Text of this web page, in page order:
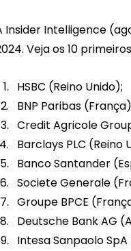
Insider Intelligence
Veja os 10
HSBC (Reino Unido);
BNP Paribas
Credit Agricole
Barclays PLC (Reino
Banco Santander
Societe Generale
Groupe BPCE
Deutsche Bank AG
Intesa Sanpaolo